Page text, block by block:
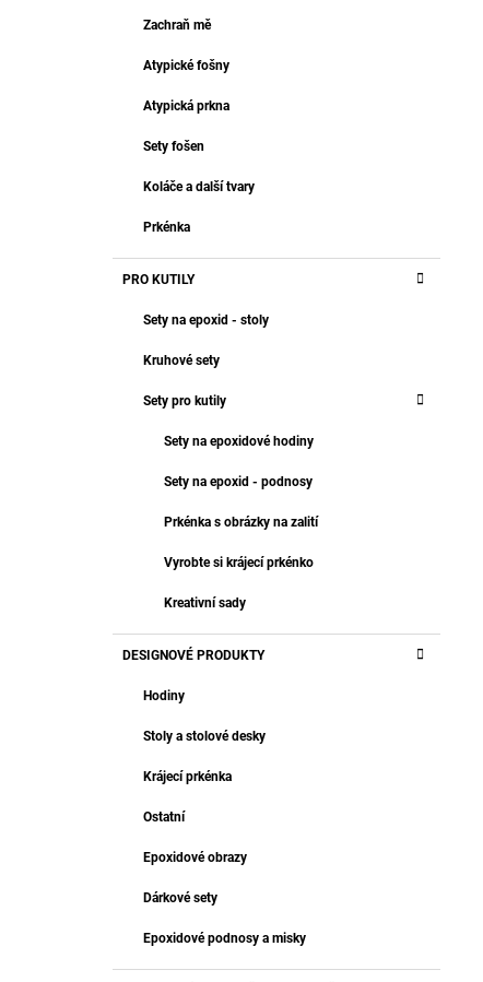
Zachraň mě
Atypické fošny
Atypická prkna
Sety fošen
Koláče a další tvary
Prkénka
PRO KUTILY
Sety na epoxid - stoly
Kruhové sety
Sety pro kutily
Sety na epoxidové hodiny
Sety na epoxid - podnosy
Prkénka s obrázky na zalití
Vyrobte si krájecí prkénko
Kreativní sady
DESIGNOVÉ PRODUKTY
Hodiny
Stoly a stolové desky
Krájecí prkénka
Ostatní
Epoxidové obrazy
Dárkové sety
Epoxidové podnosy a misky